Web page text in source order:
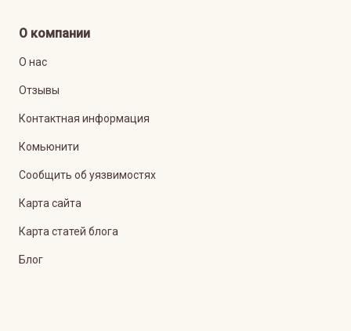
О компании
О нас
Отзывы
Контактная информация
Комьюнити
Сообщить об уязвимостях
Карта сайта
Карта статей блога
Блог